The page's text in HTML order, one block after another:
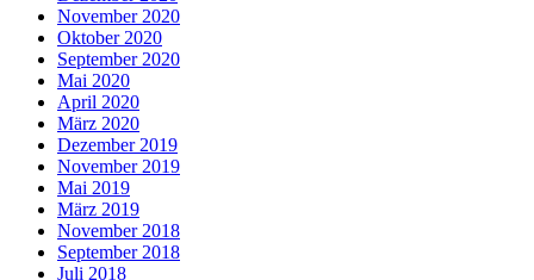
November 2020
Oktober 2020
September 2020
Mai 2020
April 2020
März 2020
Dezember 2019
November 2019
Mai 2019
März 2019
November 2018
September 2018
Juli 2018